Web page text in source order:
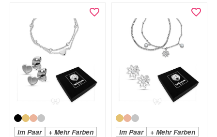
Im Paar + Mehr Farben Im Paar + Mehr Farben